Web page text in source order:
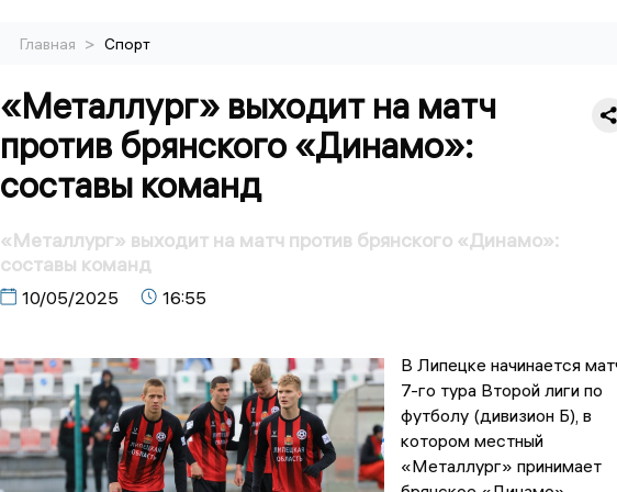
Главная > Спорт
«Металлург» выходит на матч
против брянского «Динамо»:
составы команд
«Металлург» выходит на матч против брянского «Динамо»:
составы команд
10/05/2025 16:55
В Липецке начинается
7-го тура Второй лиги по
футболу (дивизион Б), в
котором местный
«Металлург» принимает